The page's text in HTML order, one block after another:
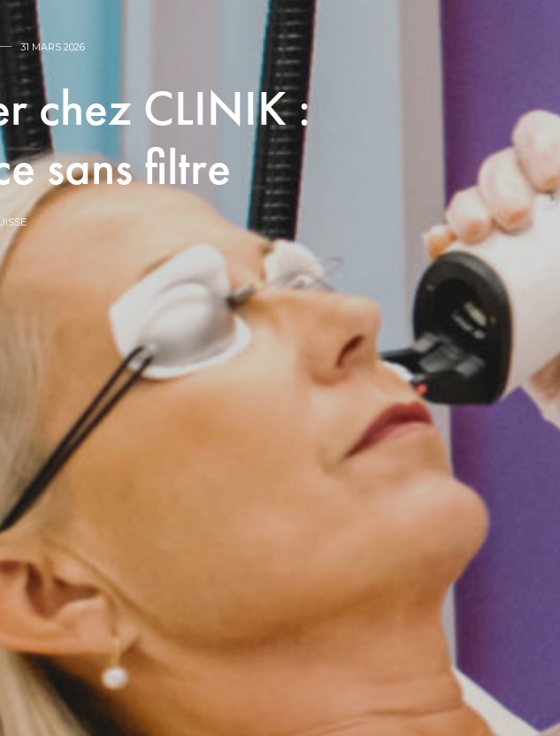
31 MARS 2026
chez CLINIK :
sans filtre